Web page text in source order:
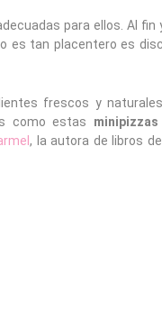
para ellos. Al fin
es tan placentero es
frescos y
como estas minipizzas
, la autora de libros